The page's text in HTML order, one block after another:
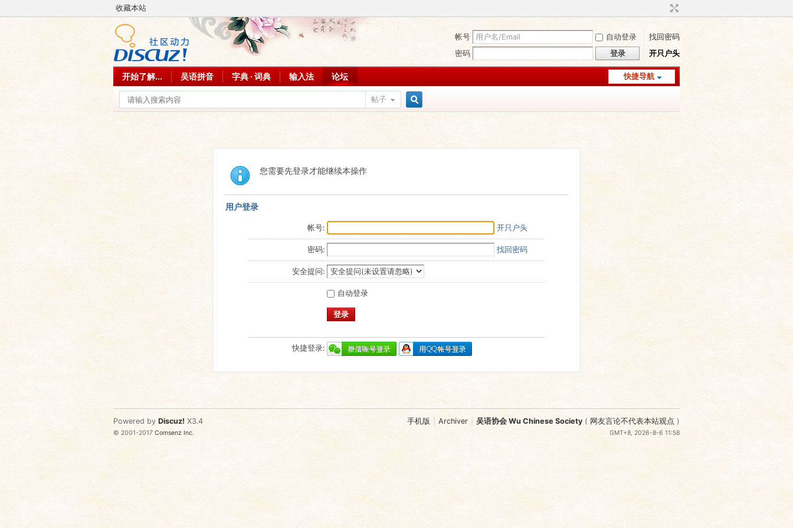
收藏本站
帐号 自动登录
找回密码
密码
登录 开只户头
快捷导航
开始了解... 吴语拼音 字典 · 词典 输入法 论坛
帖子
您需要先登录才能继续本操作
用户登录
帐号: 开只户头
密码: 找回密码
安全提问:
自动登录
登录
快捷登录:
手机版 Archiver 吴语协会 Wu Chinese Society ( 网友言论不代表本站观点 )
GMT+8, 2026-8-6 11:58
Powered by Discuz! X3.4
© 2001-2017Comsenz Inc.